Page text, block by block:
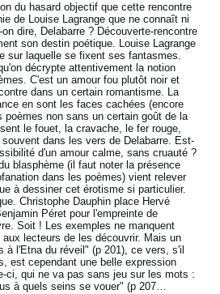
du hasard objectif que cette rencontre
de Louise Lagrange que ne connaît ni
dire, Delabarre ? Découverte-rencontre
son destin poétique. Louise Lagrange
sur laquelle se fixent ses fantasmes.
décrypte attentivement la notion
C'est un amour fou plutôt noir et
dans un certain romantisme. La
en sont les faces cachées (encore
poèmes non sans un certain goût de la
le fouet, la cravache, le fer rouge,
dans les vers de Delabarre. Est-
d'un amour calme, sans cruauté ?
blasphème (il faut noter la présence
dans les poèmes) vient relever
à dessiner cet érotisme si particulier.
Christophe Dauphin place Hervé
Péret pour l'empreinte de
Soit ! Les exemples ne manquent
lecteurs de les découvrir. Mais un
à l'Etna du réveil" (p 201), ce vers, s'il
est cependant une belle expression
ci, qui ne va pas sans jeu sur les mots :
à quels seins se vouer" (p 207…